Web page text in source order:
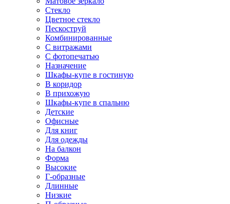
Стекло
Цветное стекло
Пескоструй
Комбинированные
С витражами
С фотопечатью
Назначение
Шкафы-купе в гостиную
В коридор
В прихожую
Шкафы-купе в спальню
Детские
Офисные
Для книг
Для одежды
На балкон
Форма
Высокие
Г-образные
Длинные
Низкие